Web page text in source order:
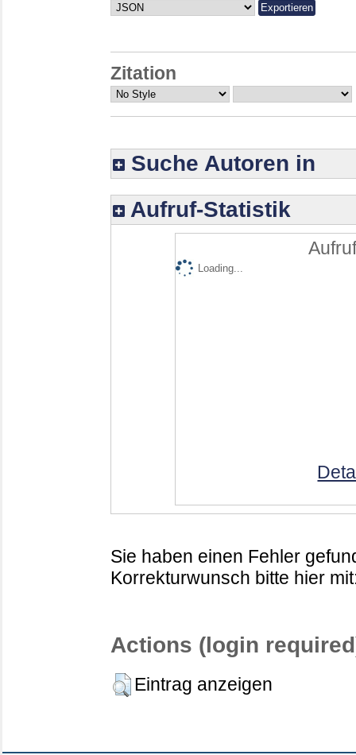
Zitation
Suche Autoren in
Aufruf-Statistik
Loading...
Sie haben einen Fehler
Korrekturwunsch bitte hier
Actions (login
Eintrag anzeigen